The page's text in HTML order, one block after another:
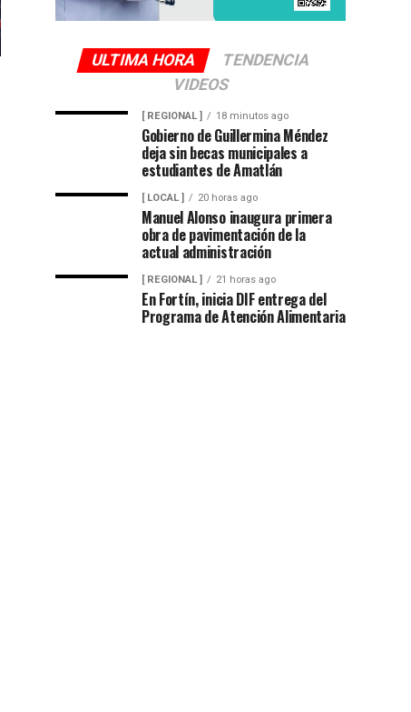
ULTIMA HORA
TENDENCIA
VIDEOS
[ REGIONAL ] 18 minutos ago
Gobierno de Guillermina Méndez
deja sin becas municipales a
estudiantes de Amatlán
[ LOCAL ] 20 horas ago
Manuel Alonso inaugura primera
obra de pavimentación de la
actual administración
[ REGIONAL ] 21 horas ago
En Fortín, inicia DIF entrega del
Programa de Atención Alimentaria